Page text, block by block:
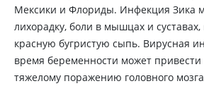
Мексики и Флориды. Инфекция Зика
лихорадку, боли в мышцах и
красную бугристую сыпь. Вирусная
время беременности может привести
тяжелому поражению головного